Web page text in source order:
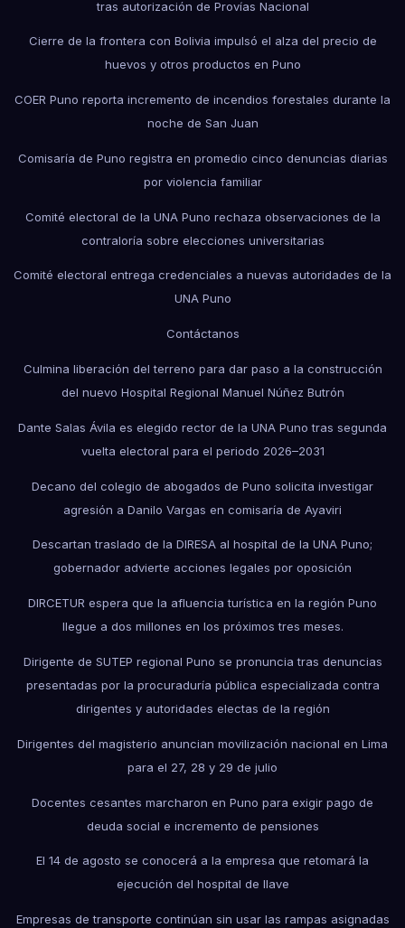
tras autorización de Provías Nacional
Cierre de la frontera con Bolivia impulsó el alza del precio de
huevos y otros productos en Puno
COER Puno reporta incremento de incendios forestales durante la
noche de San Juan
Comisaría de Puno registra en promedio cinco denuncias diarias
por violencia familiar
Comité electoral de la UNA Puno rechaza observaciones de la
contraloría sobre elecciones universitarias
Comité electoral entrega credenciales a nuevas autoridades de la
UNA Puno
Contáctanos
Culmina liberación del terreno para dar paso a la construcción
del nuevo Hospital Regional Manuel Núñez Butrón
Dante Salas Ávila es elegido rector de la UNA Puno tras segunda
vuelta electoral para el periodo 2026–2031
Decano del colegio de abogados de Puno solicita investigar
agresión a Danilo Vargas en comisaría de Ayaviri
Descartan traslado de la DIRESA al hospital de la UNA Puno;
gobernador advierte acciones legales por oposición
DIRCETUR espera que la afluencia turística en la región Puno
llegue a dos millones en los próximos tres meses.
Dirigente de SUTEP regional Puno se pronuncia tras denuncias
presentadas por la procuraduría pública especializada contra
dirigentes y autoridades electas de la región
Dirigentes del magisterio anuncian movilización nacional en Lima
para el 27, 28 y 29 de julio
Docentes cesantes marcharon en Puno para exigir pago de
deuda social e incremento de pensiones
El 14 de agosto se conocerá a la empresa que retomará la
ejecución del hospital de Ilave
Empresas de transporte continúan sin usar las rampas asignadas